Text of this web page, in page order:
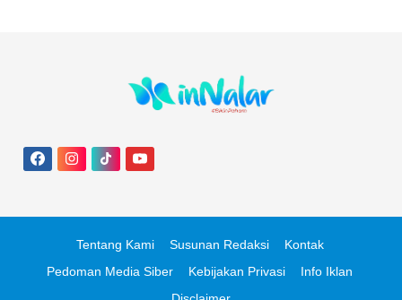
Tentang Kami Susunan Redaksi
Kontak
Pedoman Media Siber
Kebijakan Privasi
Info Iklan